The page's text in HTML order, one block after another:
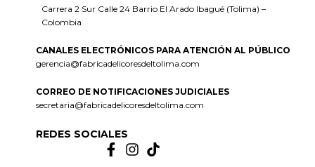
Carrera 2 Sur Calle 24 Barrio El Arado Ibagué (Tolima) –
Colombia
CANALES ELECTRÓNICOS PARA ATENCIÓN AL PÚBLICO
gerencia@fabricadelicoresdeltolima.com
CORREO DE NOTIFICACIONES JUDICIALES
secretaria@fabricadelicoresdeltolima.com
REDES SOCIALES